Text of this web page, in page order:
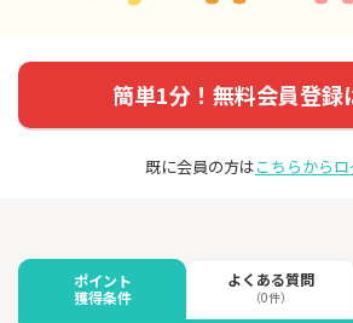
簡単1分！無料会員登録
既に会員の方はこちらから
ポイント
獲得条件
よくある質問
（0件）